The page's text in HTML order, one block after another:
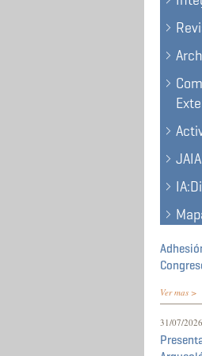
JAIA
Ver mas >
31/07/